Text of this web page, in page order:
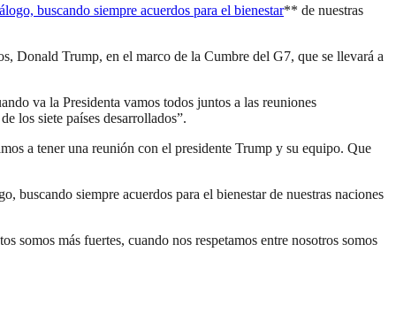
buscando siempre acuerdos para el bienestar** de nuestras
Donald Trump, en el marco de la Cumbre del G7, que se llevará a
va la Presidenta vamos todos juntos a las reuniones
los siete países desarrollados”.
a tener una reunión con el presidente Trump y su equipo. Que
siempre acuerdos para el bienestar de nuestras naciones
somos más fuertes, cuando nos respetamos entre nosotros somos